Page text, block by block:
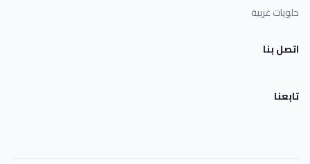
حلويات غربية
اتصل بنا
تابعنا